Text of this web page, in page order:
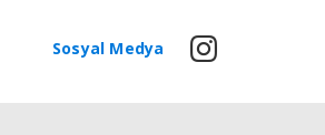
Sosyal Medya